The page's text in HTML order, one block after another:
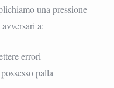
una pressione
a:
errori
palla